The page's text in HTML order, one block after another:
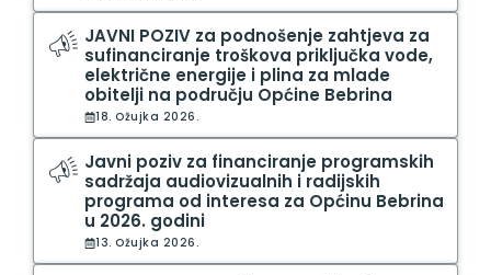
JAVNI POZIV za podnošenje zahtjeva za
sufinanciranje troškova priključka vode,
električne energije i plina za mlade
obitelji na području Općine Bebrina
18. Ožujka 2026.
Javni poziv za financiranje programskih
sadržaja audiovizualnih i radijskih
programa od interesa za Općinu Bebrina
u 2026. godini
13. Ožujka 2026.